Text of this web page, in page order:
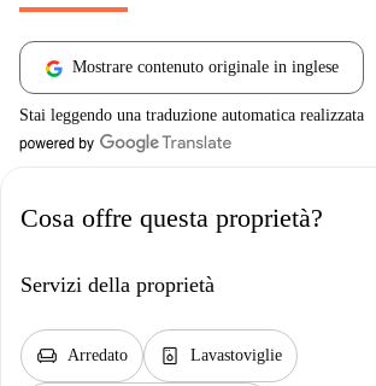
Mostrare contenuto originale in inglese
Stai leggendo una traduzione automatica realizzata
Cosa offre questa proprietà?
Servizi della proprietà
chair Arredato dishwasher_gen Lavastoviglie